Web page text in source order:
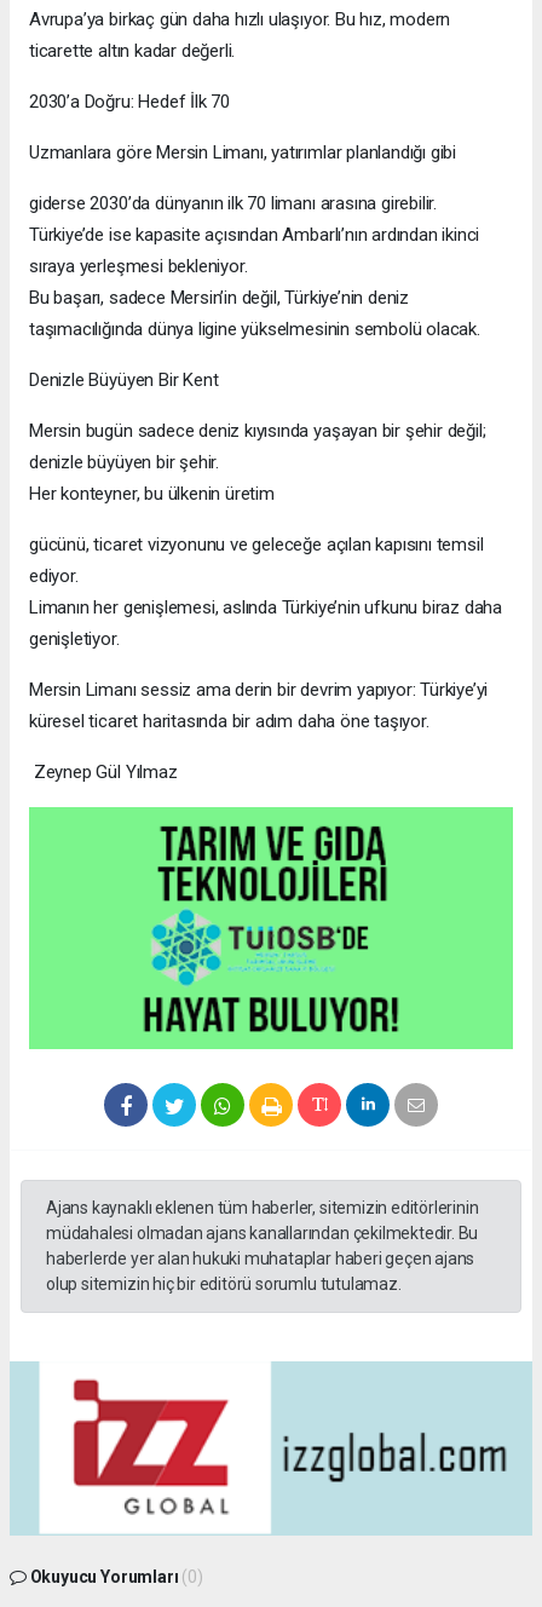
Avrupa’ya birkaç gün daha hızlı ulaşıyor. Bu hız, modern
ticarette altın kadar değerli.
2030’a Doğru: Hedef İlk 70
Uzmanlara göre Mersin Limanı, yatırımlar planlandığı gibi
giderse 2030’da dünyanın ilk 70 limanı arasına girebilir.
Türkiye’de ise kapasite açısından Ambarlı’nın ardından ikinci
sıraya yerleşmesi bekleniyor.
Bu başarı, sadece Mersin’in değil, Türkiye’nin deniz
taşımacılığında dünya ligine yükselmesinin sembolü olacak.
Denizle Büyüyen Bir Kent
Mersin bugün sadece deniz kıyısında yaşayan bir şehir değil;
denizle büyüyen bir şehir.
Her konteyner, bu ülkenin üretim
gücünü, ticaret vizyonunu ve geleceğe açılan kapısını temsil
ediyor.
Limanın her genişlemesi, aslında Türkiye’nin ufkunu biraz daha
genişletiyor.
Mersin Limanı sessiz ama derin bir devrim yapıyor: Türkiye’yi
küresel ticaret haritasında bir adım daha öne taşıyor.
Zeynep Gül Yılmaz
Ajans kaynaklı eklenen tüm haberler, sitemizin editörlerinin
müdahalesi olmadan ajans kanallarından çekilmektedir. Bu
haberlerde yer alan hukuki muhataplar haberi geçen ajans
olup sitemizin hiç bir editörü sorumlu tutulamaz.
Okuyucu Yorumları (0)